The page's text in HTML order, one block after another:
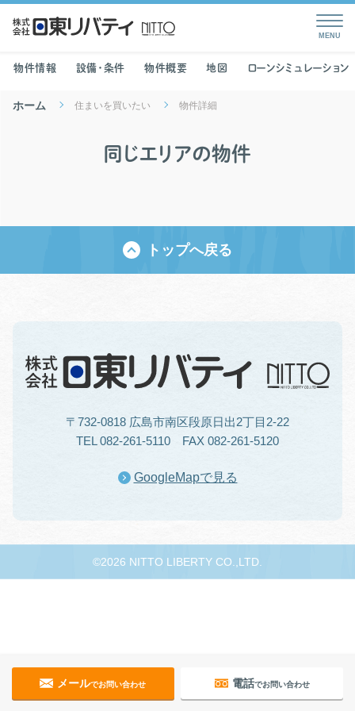
物件情報 設備・条件 物件概要 地図 ローンシミュレーション
ホーム 住まいを買いたい 物件詳細
同じエリアの物件
メールでお問い合わせ 電話でお問い合わせ
トップへ戻る
〒732-0818 広島市南区段原日出2丁目2-22
TEL 082-261-5110 FAX 082-261-5120
GoogleMapで見る
©2026 NITTO LIBERTY CO.,LTD.